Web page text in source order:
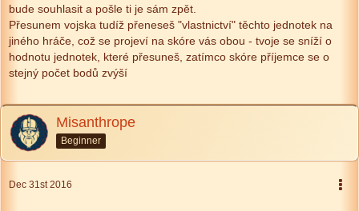
bude souhlasit a pošle ti je sám zpět.
Přesunem vojska tudíž přeneseš "vlastnictví" těchto jednotek na
jiného hráče, což se projeví na skóre vás obou - tvoje se sníží o
hodnotu jednotek, které přesuneš, zatímco skóre příjemce se o
stejný počet bodů zvýší
Misanthrope
Beginner
Dec 31st 2016